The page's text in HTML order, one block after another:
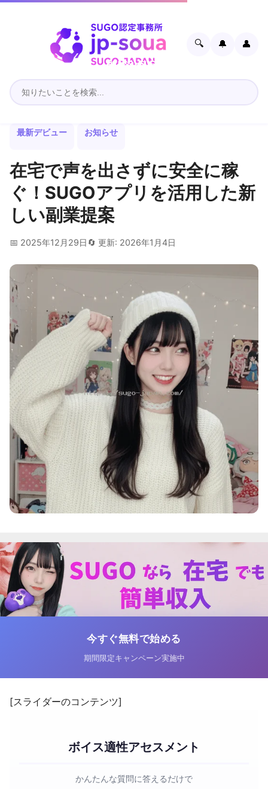
🔍 🔔 👤
最新デビュー お知らせ
在宅で声を出さずに安全に稼
ぐ！SUGOアプリを活用した新
しい副業提案
📅 2025年12月29日 🔄 更新: 2026年1月4日
今すぐ無料で始める
期間限定キャンペーン実施中
[スライダーのコンテンツ]
ボイス適性アセスメント
かんたんな質問に答えるだけで